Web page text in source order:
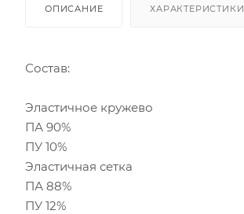
ОПИСАНИЕ ХАРАКТЕРИСТИКИ
Состав:
Эластичное кружево
ПА 90%
ПУ 10%
Эластичная сетка
ПА 88%
ПУ 12%